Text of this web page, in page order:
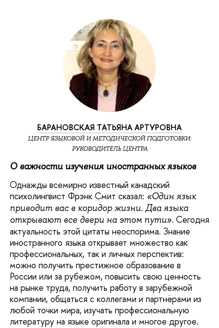
БАРАНОВСКАЯ ТАТЬЯНА АРТУРОВНА
ЦЕНТР ЯЗЫКОВОЙ И МЕТОДИЧЕСКОЙ ПОДГОТОВКИ:
РУКОВОДИТЕЛЬ ЦЕНТРА
О важности изучения иностранных языков
Однажды всемирно известный канадский
психолингвист Фрэнк Смит сказал: «Один язык
приводит вас в коридор жизни. Два языка
открывают все двери на этом пути». Сегодня
актуальность этой цитаты неоспорима. Знание
иностранного языка открывает множество как
профессиональных, так и личных перспектив:
можно получить престижное образование в
России или за рубежом, повысить свою ценность
на рынке труда, получить работу в зарубежной
компании, общаться с коллегами и партнёрами из
любой точки мира, изучать профессиональную
литературу на языке оригинала и многое другое.